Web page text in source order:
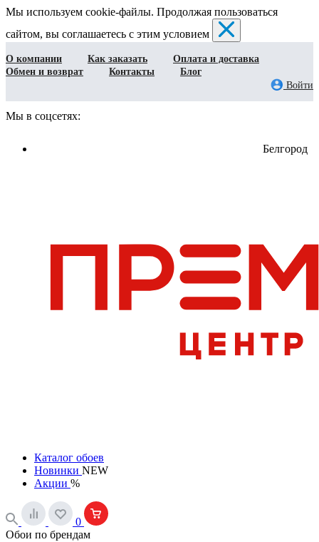
Мы используем cookie-файлы. Продолжая пользоваться
сайтом, вы соглашаетесь с этим условием
О компании Как заказать
Оплата и доставка
Обмен и возврат
Контакты
Блог
Войти
Мы в соцсетях:
Белгород
Каталог обоев
Новинки NEW
Акции %
0
Обои по брендам